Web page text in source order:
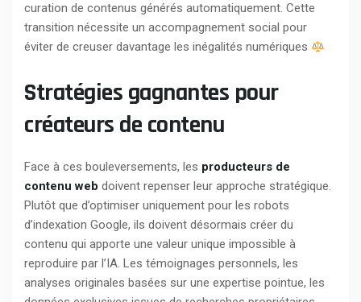
curation de contenus générés automatiquement. Cette
transition nécessite un accompagnement social pour
éviter de creuser davantage les inégalités numériques
Stratégies gagnantes pour
créateurs de contenu
Face à ces bouleversements, les producteurs de
contenu web doivent repenser leur approche stratégique.
Plutôt que d’optimiser uniquement pour les robots
d’indexation Google, ils doivent désormais créer du
contenu qui apporte une valeur unique impossible à
reproduire par l’IA. Les témoignages personnels, les
analyses originales basées sur une expertise pointue, les